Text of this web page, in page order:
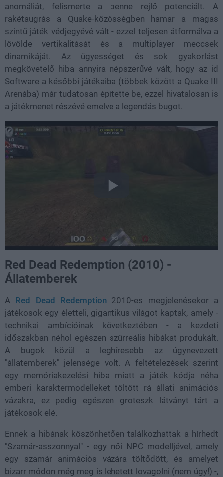
anomáliát, felismerte a benne rejlő potenciált. A
rakétaugrás a Quake-közösségben hamar a magas
szintű játék védjegyévé vált - ezzel teljesen átformálva a
lövölde vertikalitását és a multiplayer meccsek
dinamikáját. Az ügyességet és sok gyakorlást
megkövetelő hiba annyira népszerűvé vált, hogy az id
Software a későbbi játékaiba (többek között a Quake III
Arenába) már tudatosan építette be, ezzel hivatalosan is
a játékmenet részévé emelve a legendás bugot.
Red Dead Redemption (2010) -
Állatemberek
A Red Dead Redemption 2010-es megjelenésekor a
játékosok egy életteli, gigantikus világot kaptak, amely -
technikai ambícióinak következtében - a kezdeti
időszakban néhol egészen szürreális hibákat produkált.
A bugok közül a leghíresebb az úgynevezett
"állatemberek" jelensége volt. A feltételezések szerint
egy memóriakezelési hiba miatt a játék kódja néha
emberi karaktermodelleket töltött rá állati animációs
vázakra, ez pedig egészen groteszk látványt tárt a
játékosok elé.
Ennek a hibának köszönhetően találkozhattak a hírhedt
"Szamár-asszonnyal" - egy női NPC modelljével, amely
egy szamár animációs vázára töltődött, és amelyet
bizarr módon még meg is lehetett lovagolni (nem úgy!) -,